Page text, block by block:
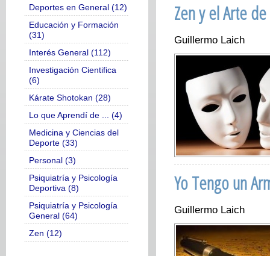
Deportes en General (12)
Educación y Formación
(31)
Interés General (112)
Investigación Cientifica
(6)
Kárate Shotokan (28)
Lo que Aprendí de ... (4)
Medicina y Ciencias del
Deporte (33)
Personal (3)
Psiquiatría y Psicología
Deportiva (8)
Psiquiatría y Psicología
General (64)
Zen (12)
Zen y el Arte
Guillermo Laich
Yo Tengo un
Guillermo Laich